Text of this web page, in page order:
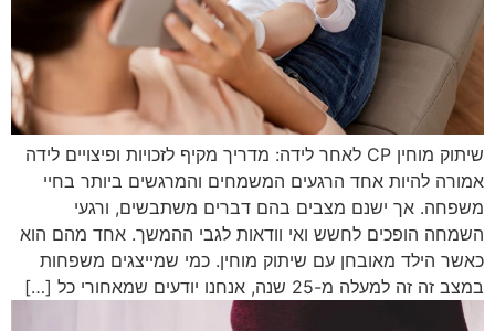
שיתוק מוחין CP לאחר לידה: מדריך מקיף לזכויות ופיצויים לידה
אמורה להיות אחד הרגעים המשמחים והמרגשים ביותר בחיי
משפחה. אך ישנם מצבים בהם דברים משתבשים, ורגעי
השמחה הופכים לחשש ואי וודאות לגבי ההמשך. אחד מהם הוא
כאשר הילד מאובחן עם שיתוק מוחין. כמי שמייצגים משפחות
במצב זה זה למעלה מ-25 שנה, אנחנו יודעים שמאחורי כל […]